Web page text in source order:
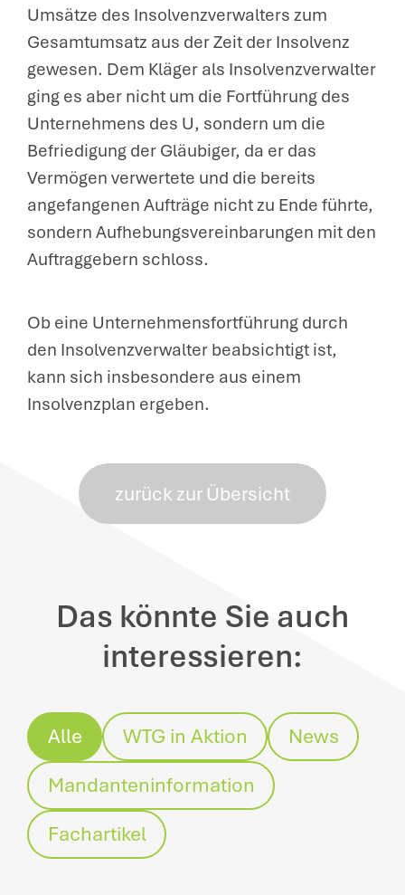
Umsätze des Insolvenzverwalters zum
Gesamtumsatz aus der Zeit der Insolvenz
gewesen. Dem Kläger als Insolvenzverwalter
ging es aber nicht um die Fortführung des
Unternehmens des U, sondern um die
Befriedigung der Gläubiger, da er das
Vermögen verwertete und die bereits
angefangenen Aufträge nicht zu Ende führte,
sondern Aufhebungsvereinbarungen mit den
Auftraggebern schloss.
Ob eine Unternehmensfortführung durch
den Insolvenzverwalter beabsichtigt ist,
kann sich insbesondere aus einem
Insolvenzplan ergeben.
zurück zur Übersicht
Das könnte Sie auch
interessieren:
Alle WTG in Aktion
News
Mandanteninformation
Fachartikel